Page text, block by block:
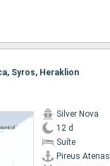
Syros, Heraklion
Silver Nova
12 d
Suíte
Pireus Atenas